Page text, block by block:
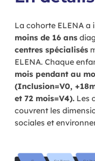
La cohorte ELENA a
moins de 16 ans
centres spécialisés
ELENA. Chaque
mois pendant au
(Inclusion=V0,
et 72 mois=V4). Les
couvrent les
sociales et